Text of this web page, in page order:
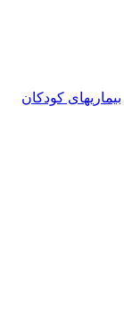
بیماریهای کودکان